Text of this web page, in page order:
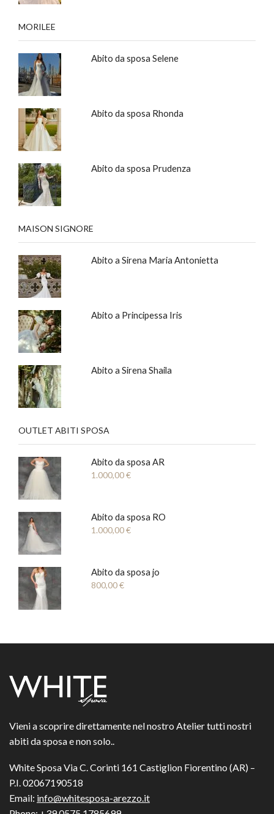
MORILEE
Abito da sposa Selene
Abito da sposa Rhonda
Abito da sposa Prudenza
MAISON SIGNORE
Abito a Sirena Maria Antonietta
Abito a Principessa Iris
Abito a Sirena Shaila
OUTLET ABITI SPOSA
Abito da sposa AR
1.000,00€
Abito da sposa RO
1.000,00€
Abito da sposa jo
800,00€
Vieni a scoprire direttamente nel nostro Atelier tutti nostri
abiti da sposa e non solo..
White Sposa Via C. Corinti 161 Castiglion Fiorentino (AR) –
P.I. 02067190518
Email: info@whitesposa-arezzo.it